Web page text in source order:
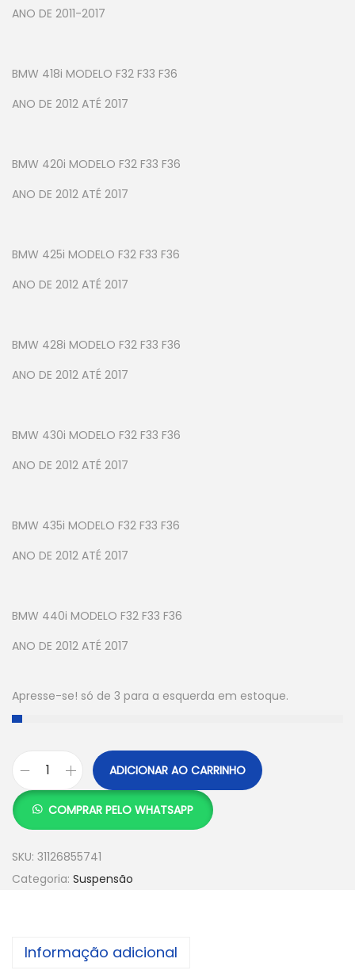
ANO DE 2011-2017
BMW 418i MODELO F32 F33 F36
ANO DE 2012 ATÉ 2017
BMW 420i MODELO F32 F33 F36
ANO DE 2012 ATÉ 2017
BMW 425i MODELO F32 F33 F36
ANO DE 2012 ATÉ 2017
BMW 428i MODELO F32 F33 F36
ANO DE 2012 ATÉ 2017
BMW 430i MODELO F32 F33 F36
ANO DE 2012 ATÉ 2017
BMW 435i MODELO F32 F33 F36
ANO DE 2012 ATÉ 2017
BMW 440i MODELO F32 F33 F36
ANO DE 2012 ATÉ 2017
Apresse-se! só de 3 para a esquerda em estoque.
ADICIONAR AO CARRINHO
COMPRAR PELO WHATSAPP
SKU: 31126855741
Categoria: Suspensão
Informação adicional